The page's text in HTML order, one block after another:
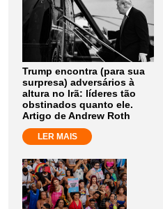
Trump encontra (para sua
surpresa) adversários à
altura no Irã: líderes tão
obstinados quanto ele.
Artigo de Andrew Roth
LER MAIS